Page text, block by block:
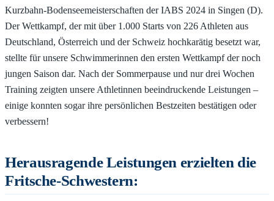
Kurzbahn-Bodenseemeisterschaften der IABS 2024 in Singen (D).
Der Wettkampf, der mit über 1.000 Starts von 226 Athleten aus
Deutschland, Österreich und der Schweiz hochkarätig besetzt war,
stellte für unsere Schwimmerinnen den ersten Wettkampf der noch
jungen Saison dar. Nach der Sommerpause und nur drei Wochen
Training zeigten unsere Athletinnen beeindruckende Leistungen –
einige konnten sogar ihre persönlichen Bestzeiten bestätigen oder
verbessern!
Herausragende Leistungen erzielten die
Fritsche-Schwestern: